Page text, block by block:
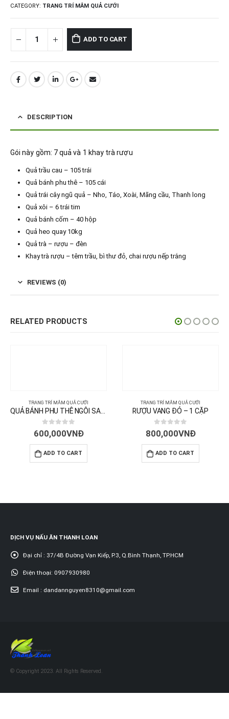
CATEGORY: TRANG TRÍ MÂM QUẢ CƯỚI
ADD TO CART
DESCRIPTION
Gói này gồm: 7 quả và 1 khay trà rượu
Quả trầu cau – 105 trái
Quả bánh phu thê – 105 cái
Quả trái cây ngũ quả – Nho, Táo, Xoài, Mãng cầu, Thanh long
Quả xôi – 6 trái tim
Quả bánh cốm – 40 hộp
Quả heo quay 10kg
Quả trà – rượu – đèn
Khay trà rượu – têm trầu, bì thư đỏ, chai rượu nếp trắng
REVIEWS (0)
RELATED PRODUCTS
TRANG TRÍ MÂM QUẢ CƯỚI
QUẢ BÁNH PHU THÊ NGÔI SAO – 105 CÁI
0out of 5
600,000VNĐ
ADD TO CART
TRANG TRÍ MÂM QUẢ CƯỚI
RƯỢU VANG ĐỎ – 1 CẶP
0out of 5
800,000VNĐ
ADD TO CART
DỊCH VỤ NẤU ĂN THANH LOAN
Đại chỉ : 37/4B Đường Vạn Kiếp, P.3, Q.Bình Thạnh, TP.HCM
Điện thoại: 0907930980
Email : dandannguyen8310@gmail.com
© Copyright 2023. All Rights Reserved.